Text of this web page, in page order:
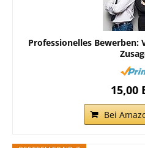
Professionelles Bewerben:
15,00
Bei